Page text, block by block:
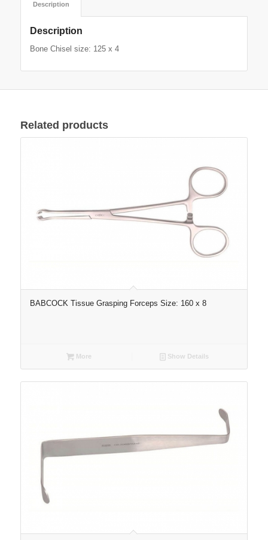
Description
Description
Bone Chisel size: 125 x 4
Related products
BABCOCK Tissue Grasping Forceps Size: 160 x 8
More Show Details